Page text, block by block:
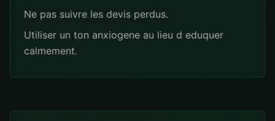
Ne pas suivre les devis perdus.
Utiliser un ton anxiogene au lieu d eduquer
calmement.